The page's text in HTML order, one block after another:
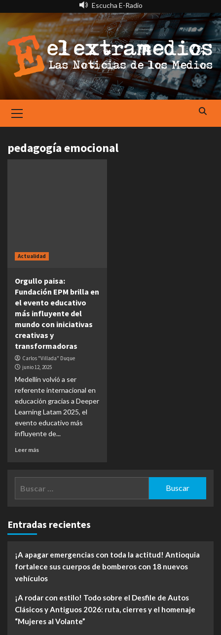
contenido
Escucha E-Radio
Menu
pedagogía emocional
Actualidad
Orgullo paisa:
Fundación EPM brilla en
el evento educativo
más influyente del
mundo con iniciativas
creativas y
transformadoras
Carlos "Villada" Duque
junio 12, 2025
Medellín volvió a ser
referente internacional en
educación gracias a Deeper
Learning Latam 2025, el
evento educativo más
influyente de...
Leer más
Entradas recientes
¡A apagar emergencias con toda la actitud! Antioquia
fortalece sus cuerpos de bomberos con 18 nuevos
vehículos
¡A rodar con estilo! Todo sobre el Desfile de Autos
Clásicos y Antiguos 2026: ruta, cierres y el homenaje
“Mujeres al Volante”